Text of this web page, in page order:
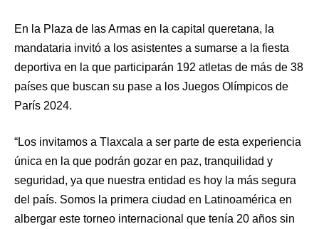
En la Plaza de las Armas en la capital queretana, la
mandataria invitó a los asistentes a sumarse a la fiesta
deportiva en la que participarán 192 atletas de más de 38
países que buscan su pase a los Juegos Olímpicos de
París 2024.
“Los invitamos a Tlaxcala a ser parte de esta experiencia
única en la que podrán gozar en paz, tranquilidad y
seguridad, ya que nuestra entidad es hoy la más segura
del país. Somos la primera ciudad en Latinoamérica en
albergar este torneo internacional que tenía 20 años sin